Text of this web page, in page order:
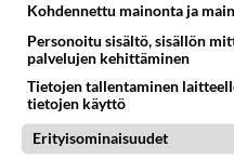
METSÄNHOITO
Kuinka monta
pohjoisemmaksi tahi länsi
03.05.2022 13:57
Kohdennettu mainonta ja
Personoitu sisältö, sisällön
palvelujen kehittäminen
Tietojen tallentaminen
tietojen käyttö
Erityisominaisuudet